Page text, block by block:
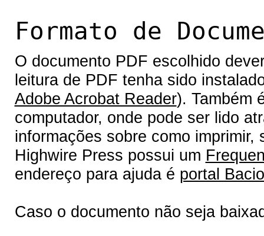
Formato de
O documento PDF escolhido
leitura de PDF tenha sido
Adobe Acrobat Reader). Também
computador, onde pode ser lido
informações sobre como
Highwire Press possui um
endereço para ajuda é portal
Caso o documento não seja